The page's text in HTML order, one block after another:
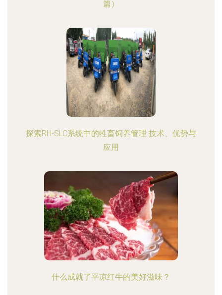
篇）
探索RH-SLC系统中的牲畜饲养管理 技术、优势与
应用
什么成就了平凉红牛的美好滋味？